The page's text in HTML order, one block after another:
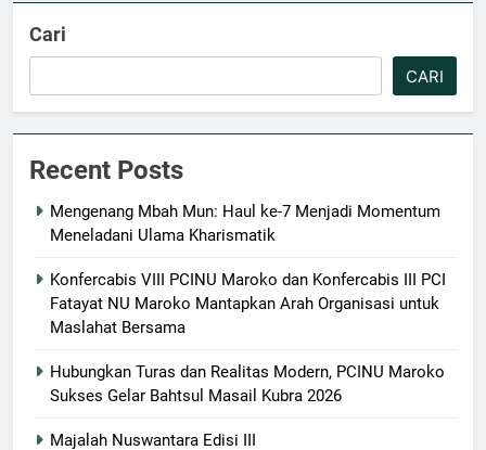
Cari
CARI
Recent Posts
Mengenang Mbah Mun: Haul ke-7 Menjadi Momentum
Meneladani Ulama Kharismatik
Konfercabis VIII PCINU Maroko dan Konfercabis III PCI
Fatayat NU Maroko Mantapkan Arah Organisasi untuk
Maslahat Bersama
Hubungkan Turas dan Realitas Modern, PCINU Maroko
Sukses Gelar Bahtsul Masail Kubra 2026
Majalah Nuswantara Edisi III